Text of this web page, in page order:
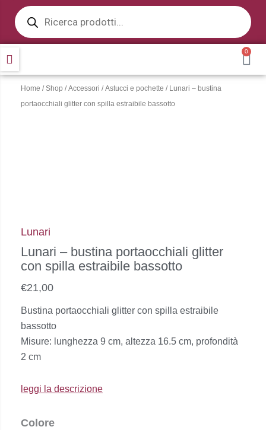
contenuto
Products
search
0
Home /Shop /Accessori /Astucci e pochette / Lunari – bustina
portaocchiali glitter con spilla estraibile bassotto
Lunari
Lunari – bustina portaocchiali glitter
con spilla estraibile bassotto
€21,00
Bustina portaocchiali glitter con spilla estraibile
bassotto
Misure: lunghezza 9 cm, altezza 16.5 cm, profondità
2 cm
leggi la descrizione
Colore
Lunari